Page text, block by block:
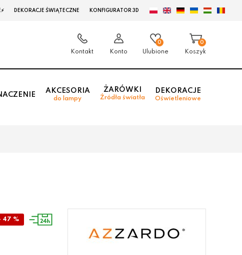
DEKORACJE ŚWIĄTECZNE KONFIGURATOR 3D
Kontakt Konto
0
Ulubione
0
Koszyk
AKCESORIA
do lampy
ŻARÓWKI
Źródła światła
DEKORACJE
Oświetleniowe
47 %